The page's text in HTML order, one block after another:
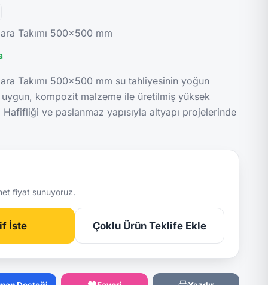
Takımı 500x500 mm
Takımı 500x500 mm su tahliyesinin yoğun
kompozit malzeme ile üretilmiş yüksek
Hafifliği ve paslanmaz yapısıyla altyapı projelerinde
fiyat sunuyoruz.
İste Çoklu Ürün Teklife Ekle